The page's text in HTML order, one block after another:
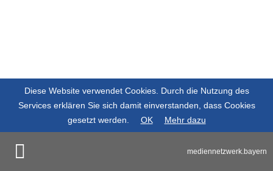
mediennetzwerk.bayern
Diese Website verwendet Cookies. Durch die Nutzung des
Services erklären Sie sich damit einverstanden, dass Cookies
gesetzt werden.
OK Mehr dazu